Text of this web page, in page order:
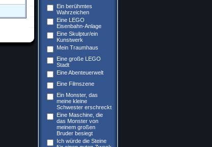
Ein berühmtes
Wahrzeichen
Eine LEGO
Eisenbahn-Anlage
Eine Skulptur/ein
Kunstwerk
Mein Traumhaus
Eine große LEGO
Stadt
Eine Abenteuerwelt
Eine Filmszene
Ein Monster, das
meine kleine
Schwester erschreckt
Eine Maschine, die
das Monster von
meinem großen
Bruder besiegt
Ich würde die Steine